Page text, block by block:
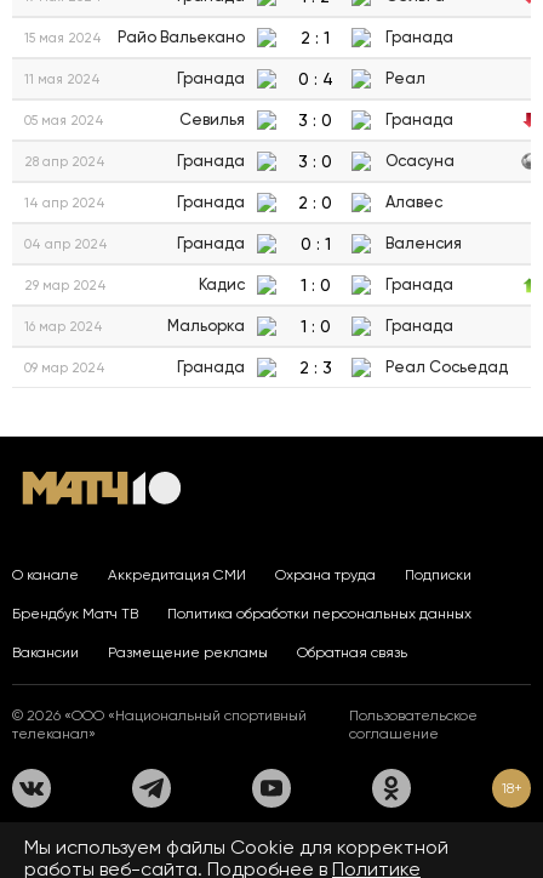
15 мая 2024 Райо Вальекано 2 : 1 Гранада
11 мая 2024 Гранада 0 : 4 Реал
05 мая 2024 Севилья 3 : 0 Гранада
28 апр 2024 Гранада 3 : 0 Осасуна
14 апр 2024 Гранада 2 : 0 Алавес
04 апр 2024 Гранада 0 : 1 Валенсия
29 мар 2024 Кадис 1 : 0 Гранада
16 мар 2024 Мальорка 1 : 0 Гранада
09 мар 2024 Гранада 2 : 3 Реал Сосьедад
О канале Аккредитация СМИ Охрана труда Подписки
Брендбук Матч ТВ Политика обработки персональных данных
Вакансии Размещение рекламы Обратная связь
© 2026 «ООО «Национальный спортивный
телеканал»
Пользовательское
соглашение
18+
На сайте применяются рекомендательные технологии. Подробнее
Правилах применения рекомендательных технологий.
Мы используем файлы Сookie для корректной
работы веб-сайта. Подробнее в Политике